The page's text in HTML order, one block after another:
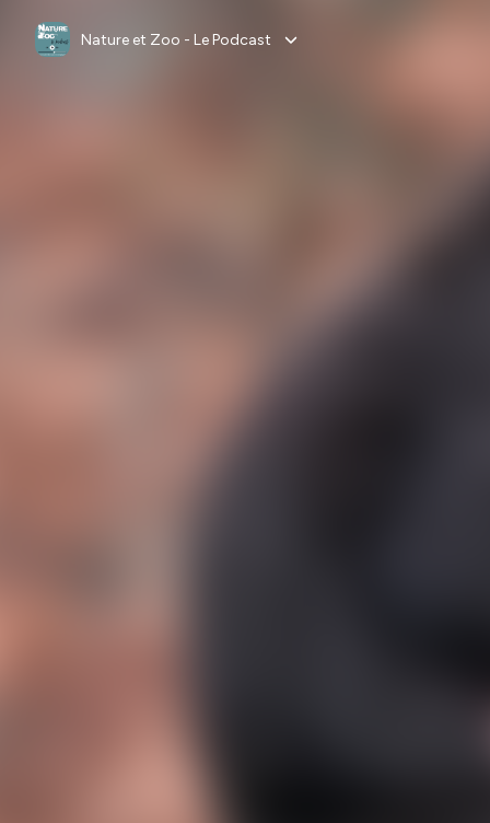
Nature et Zoo - Le Podcast